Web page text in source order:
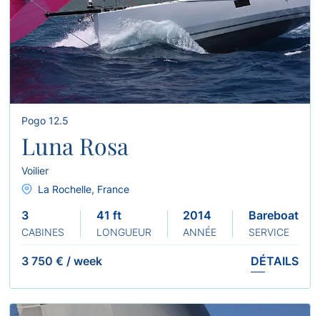
Pogo 12.5
Luna Rosa
Voilier
La Rochelle, France
3
CABINES
41 ft
LONGUEUR
2014
ANNÉE
Bareboat
SERVICE
3 750 € / week DÉTAILS